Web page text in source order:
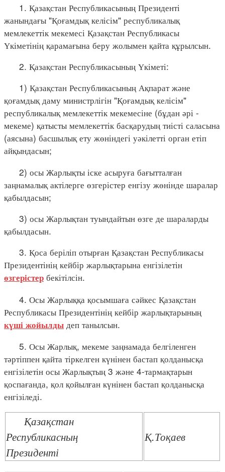
1. Қазақстан Республикасының Президенті
жанындағы "Қоғамдық келісім" республикалық
мемлекеттік мекемесі Қазақстан Республикасы
Үкіметінің қарамағына беру жолымен қайта құрылсын.
2. Қазақстан Республикасының Үкіметі:
1) Қазақстан Республикасының Ақпарат және
қоғамдық даму министрлігін "Қоғамдық келісім"
республикалық мемлекеттік мекемесіне (бұдан әрі -
мекеме) қатысты мемлекеттік басқарудың тиісті саласына
(аясына) басшылық ету жөніндегі уәкілетті орган етіп
айқындасын;
2) осы Жарлықты іске асыруға бағытталған
заңнамалық актілерге өзгерістер енгізу жөнінде шаралар
қабылдасын;
3) осы Жарлықтан туындайтын өзге де шараларды
қабылдасын.
3. Қоса беріліп отырған Қазақстан Республикасы
Президентінің кейбір жарлықтарына енгізілетін
өзгерістер бекітілсін.
4. Осы Жарлыққа қосымшаға сәйкес Қазақстан
Республикасы Президентінің кейбір жарлықтарының
күші жойылды деп танылсын.
5. Осы Жарлық, мекеме заңнамада белгіленген
тәртіппен қайта тіркелген күнінен бастап қолданысқа
енгізілетін осы Жарлықтың 3 және 4-тармақтарын
қоспағанда, қол қойылған күнінен бастап қолданысқа
енгізіледі.
Қазақстан
Республикасның
Президенті
Қ.Тоқаев